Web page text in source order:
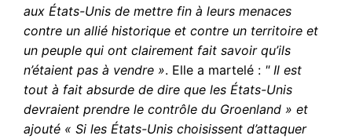
aux États-Unis de mettre fin à leurs menaces
contre un allié historique et contre un territoire et
un peuple qui ont clairement fait savoir qu’ils
n’étaient pas à vendre». Elle a martelé : " Il est
tout à fait absurde de dire que les États-Unis
devraient prendre le contrôle du Groenland » et
ajouté «Si les États-Unis choisissent d’attaquer